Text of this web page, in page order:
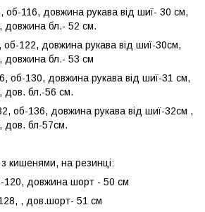
об-116, довжина рукава від шиї- 30 см,
довжина бл.- 52 см.
122, довжина рукава від шиї-30см,
довжина бл.- 53 см
об-130, довжина рукава від шиї-31 см,
дов. бл.-56 см.
об-136, довжина рукава від шиї-32см ,
дов. бл-57см.
кишенями, на резинці:
120, довжина шорт - 50 см
, дов.шорт- 51 см